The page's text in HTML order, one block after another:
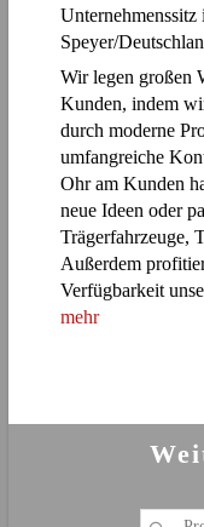
Speyer/
Wir legen großen
Kunden, indem
durch moderne
umfangreiche
Ohr am Kunden
neue Ideen oder
Trägerfahrzeuge,
Außerdem
Verfügbarkeit
mehr